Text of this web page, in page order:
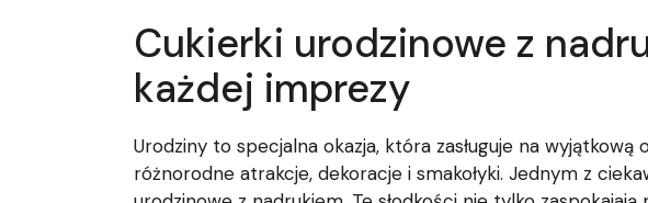
Cukierki urodzinowe z
każdej imprezy
Urodziny to specjalna okazja, która zasługuje na
różnorodne atrakcje, dekoracje i smakołyki. Jednym z